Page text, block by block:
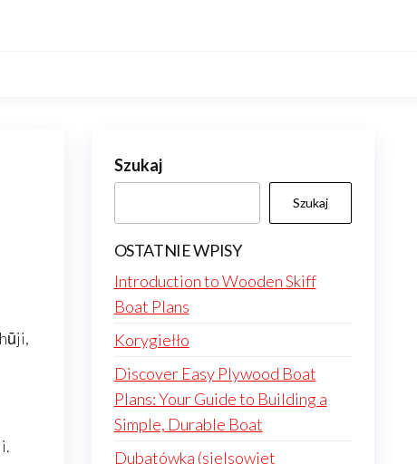
Szukaj
Szukaj
OSTATNIE WPISY
Introduction to Wooden Skiff
Boat Plans
Korygiełło
Discover Easy Plywood Boat
Plans: Your Guide to Building a
Simple, Durable Boat
Dubatówka (sielsowiet